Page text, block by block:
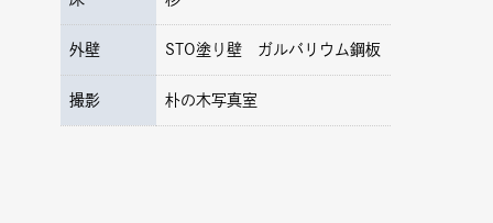
外壁 STO塗り壁 ガルバリウム鋼板
撮影 朴の木写真室